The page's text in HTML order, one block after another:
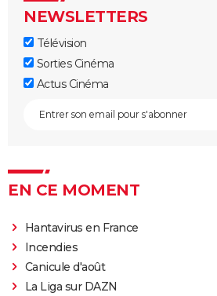
NEWSLETTERS
Télévision
Sorties Cinéma
Actus Cinéma
EN CE MOMENT
Hantavirus en France
Incendies
Canicule d'août
La Liga sur DAZN